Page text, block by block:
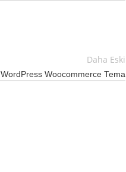
Daha Eski
WordPress Woocommerce Tema